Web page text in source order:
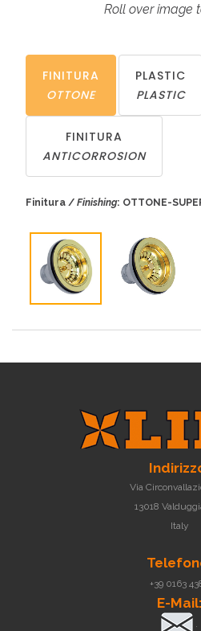
Roll over image
FINITURA
OTTONE
PLASTIC
PLASTIC
FINITURA
ANTICORROSION
Finitura / Finishing: OTTONE-
Via
13018
Italy
+39 0163
E-Mail:
.